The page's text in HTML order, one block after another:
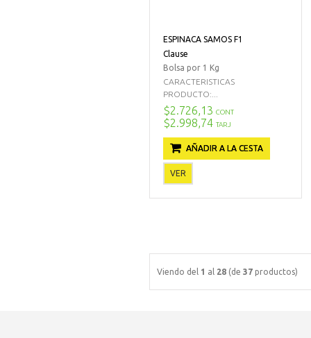
ESPINACA SAMOS F1
Clause
Bolsa por 1 Kg
CARACTERISTICAS
PRODUCTO:...
$2.726,13 CONT
$2.998,74 TARJ
AÑADIR A LA CESTA
VER
Viendo del 1 al 28 (de 37 productos)